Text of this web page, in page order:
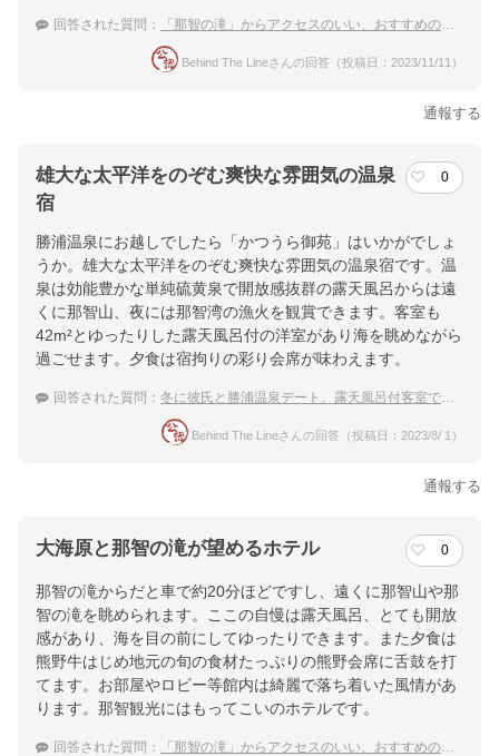
回答された質問： 「那智の滝」からアクセスのいい、おすすめの温泉宿を教えてください
Behind The Lineさんの回答（投稿日：2023/11/11）
通報する
雄大な太平洋をのぞむ爽快な雰囲気の温泉
宿
0
勝浦温泉にお越しでしたら「かつうら御苑」はいかがでしょ
うか。雄大な太平洋をのぞむ爽快な雰囲気の温泉宿です。温
泉は効能豊かな単純硫黄泉で開放感抜群の露天風呂からは遠
くに那智山、夜には那智湾の漁火を観賞できます。客室も
42m²とゆったりした露天風呂付の洋室があり海を眺めながら
過ごせます。夕食は宿拘りの彩り会席が味わえます。
回答された質問： 冬に彼氏と勝浦温泉デート。露天風呂付客室でゆっくり温泉を楽しみたい！
Behind The Lineさんの回答（投稿日：2023/8/ 1）
通報する
大海原と那智の滝が望めるホテル 0
那智の滝からだと車で約20分ほどですし、遠くに那智山や那
智の滝を眺められます。ここの自慢は露天風呂、とても開放
感があり、海を目の前にしてゆったりできます。また夕食は
熊野牛はじめ地元の旬の食材たっぷりの熊野会席に舌鼓を打
てます。お部屋やロビー等館内は綺麗で落ち着いた風情があ
ります。那智観光にはもってこいのホテルです。
回答された質問： 「那智の滝」からアクセスのいい、おすすめの温泉宿を教えてください